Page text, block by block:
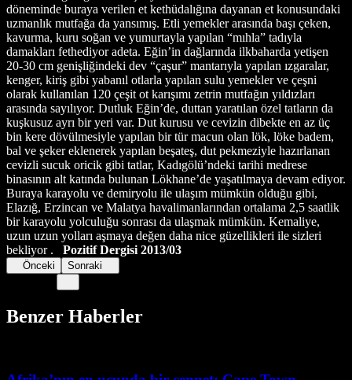
döneminde buraya verilen et kethüdalığına dayanan et konusundaki
uzmanlık mutfağa da yansımış. Etli yemekler arasında başı çeken,
kavurma, kuru soğan ve yumurtayla yapılan “mıhla” tadıyla
damakları fethediyor adeta. Eğin’in dağlarında ilkbaharda yetişen
20-30 cm genişliğindeki dev “çaşur” mantarıyla yapılan ızgaralar,
kenger, kiriş gibi yabanıl otlarla yapılan sulu yemekler ve çeşni
olarak kullanılan 120 çeşit ot karışımı zetrin mutfağın yıldızları
arasında sayılıyor. Dutluk Eğin’de, duttan yaratılan özel tatların da
kuşkusuz ayrı bir yeri var. Dut kurusu ve cevizin dibekte en az üç
bin kere dövülmesiyle yapılan bir tür macun olan lök, löke badem,
bal ve şeker eklenerek yapılan beşateş, dut pekmeziyle hazırlanan
cevizli sucuk oricik gibi tatlar, Kadıgölü’ndeki tarihi medrese
binasının alt katında bulunan Lökhane’de yaşatılmaya devam ediyor.
Buraya karayolu ve demiryolu ile ulaşım mümkün olduğu gibi,
Elazığ, Erzincan ve Malatya havalimanlarından ortalama 2,5 saatlik
bir karayolu yolculuğu sonrası da ulaşmak mümkün. Kemaliye,
uzun uzun yolları aşmaya değen daha nice güzellikleri ile sizleri
bekliyor . Pozitif Dergisi 2013/03
Önceki Sonraki
Benzer Haberler